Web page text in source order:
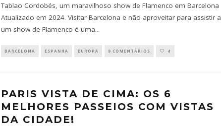
Tablao Cordobés, um maravilhoso show de Flamenco em Barcelona
Atualizado em 2024. Visitar Barcelona e não aproveitar para assistir a
um show de Flamenco é uma...
BARCELONA ESPANHA EUROPA 9 COMENTÁRIOS 4
PARIS VISTA DE CIMA: OS 6
MELHORES PASSEIOS COM VISTAS
DA CIDADE!